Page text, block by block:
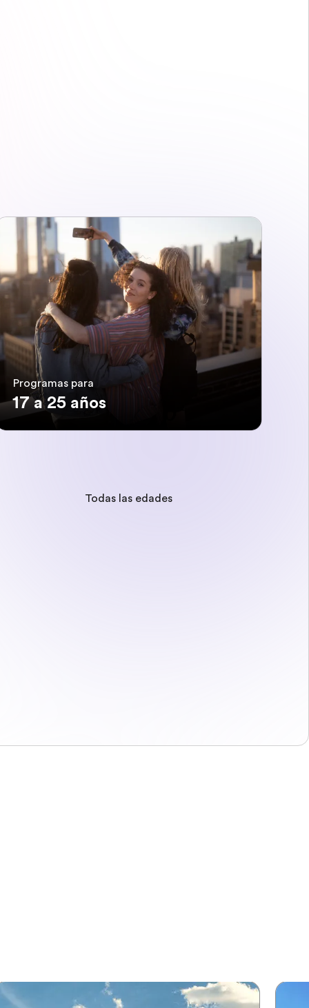
Programas para
17 a 25 años
Todas las edades